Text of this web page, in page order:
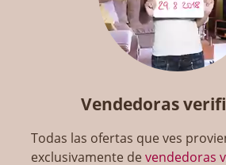
Vendedoras
Todas las ofertas que ves
exclusivamente devendedoras